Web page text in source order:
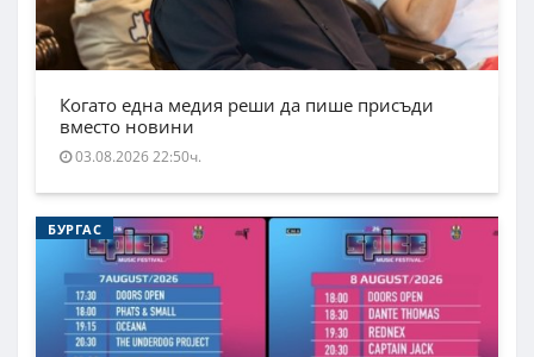
Когато една медия реши да пише присъди
вместо новини
03.08.2026 22:50ч.
БУРГАС